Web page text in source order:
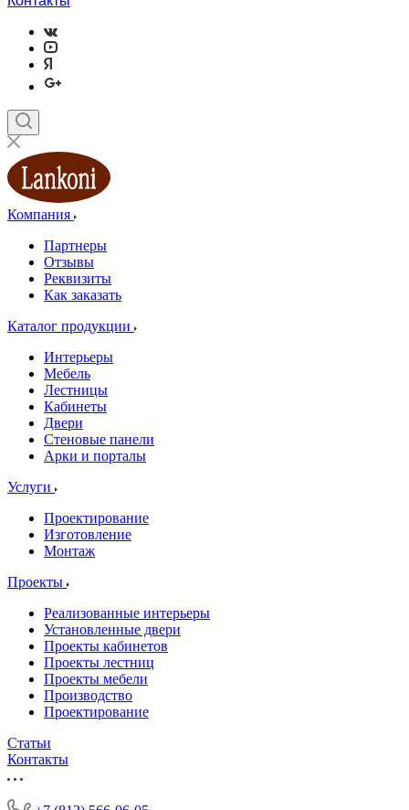
Компания
Партнеры
Отзывы
Реквизиты
Как заказать
Каталог продукции
Интерьеры
Мебель
Лестницы
Кабинеты
Двери
Стеновые панели
Арки и порталы
Услуги
Проектирование
Изготовление
Монтаж
Проекты
Реализованные интерьеры
Установленные двери
Проекты кабинетов
Проекты лестниц
Проекты мебели
Производство
Проектирование
Статьи
Контакты